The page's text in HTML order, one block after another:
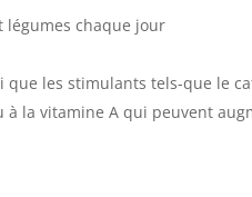
chaque jour
que les stimulants tels-que le
la vitamine A qui peuvent